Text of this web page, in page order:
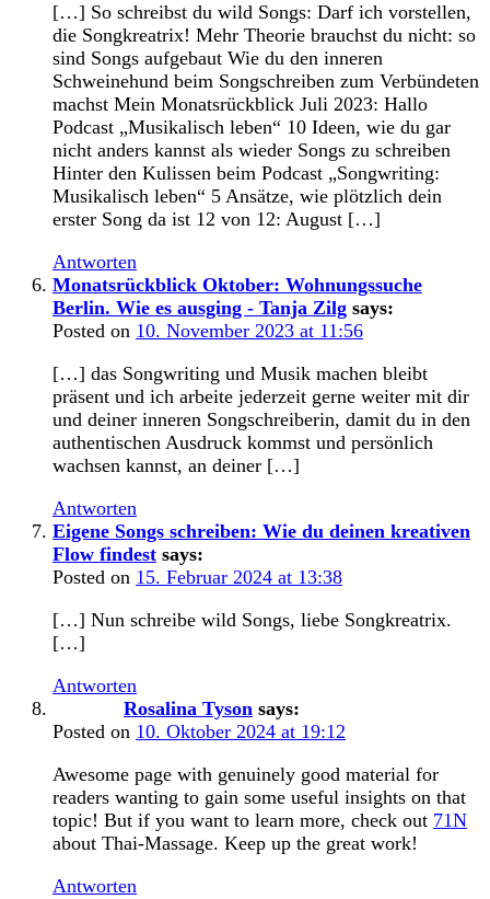
[…] So schreibst du wild Songs: Darf ich vorstellen,
die Songkreatrix! Mehr Theorie brauchst du nicht: so
sind Songs aufgebaut Wie du den inneren
Schweinehund beim Songschreiben zum Verbündeten
machst Mein Monatsrückblick Juli 2023: Hallo
Podcast „Musikalisch leben“ 10 Ideen, wie du gar
nicht anders kannst als wieder Songs zu schreiben
Hinter den Kulissen beim Podcast „Songwriting:
Musikalisch leben“ 5 Ansätze, wie plötzlich dein
erster Song da ist 12 von 12: August […]
Antworten
Monatsrückblick Oktober: Wohnungssuche
Berlin. Wie es ausging - Tanja Zilg says:
Posted on 10. November 2023 at 11:56
[…] das Songwriting und Musik machen bleibt
präsent und ich arbeite jederzeit gerne weiter mit dir
und deiner inneren Songschreiberin, damit du in den
authentischen Ausdruck kommst und persönlich
wachsen kannst, an deiner […]
Antworten
Eigene Songs schreiben: Wie du deinen kreativen
Flow findest says:
Posted on 15. Februar 2024 at 13:38
[…] Nun schreibe wild Songs, liebe Songkreatrix.
[…]
Antworten
Rosalina Tyson says:
Posted on 10. Oktober 2024 at 19:12
Awesome page with genuinely good material for
readers wanting to gain some useful insights on that
topic! But if you want to learn more, check out 71N
about Thai-Massage. Keep up the great work!
Antworten